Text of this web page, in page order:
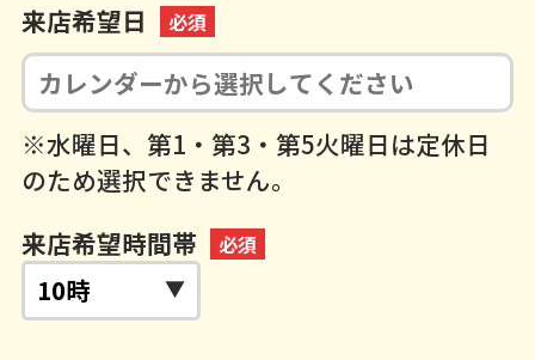
来店希望日 必須
※水曜日、第1・第3・第5火曜日は定休日
のため選択できません。
来店希望時間帯
必須